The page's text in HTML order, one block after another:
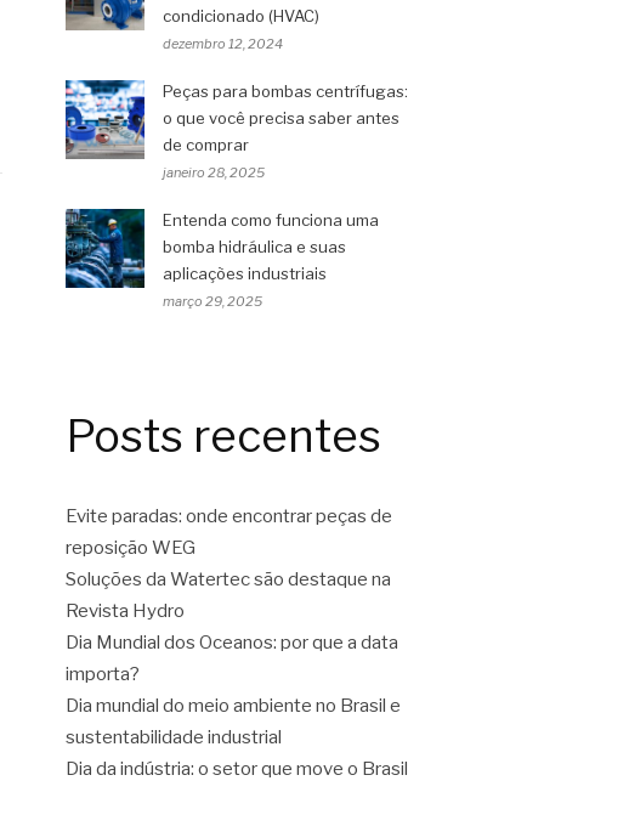
condicionado (HVAC)
dezembro 12, 2024
Peças para bombas centrífugas:
o que você precisa saber antes
de comprar
janeiro 28, 2025
Entenda como funciona uma
bomba hidráulica e suas
aplicações industriais
março 29, 2025
Posts recentes
Evite paradas: onde encontrar peças de
reposição WEG
Soluções da Watertec são destaque na
Revista Hydro
Dia Mundial dos Oceanos: por que a data
importa?
Dia mundial do meio ambiente no Brasil e
sustentabilidade industrial
Dia da indústria: o setor que move o Brasil